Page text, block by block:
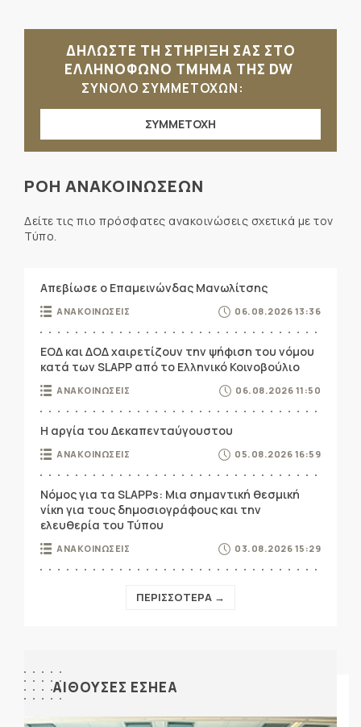
ΔΗΛΩΣΤΕ ΤΗ ΣΤΗΡΙΞΗ ΣΑΣ ΣΤΟ
ΕΛΛΗΝΟΦΩΝΟ ΤΜΗΜΑ ΤΗΣ DW
ΣΥΝΟΛΟ ΣΥΜΜΕΤΟΧΩΝ:
ΣΥΜΜΕΤΟΧΗ
ΡΟΗ ΑΝΑΚΟΙΝΩΣΕΩΝ
Δείτε τις πιο πρόσφατες ανακοινώσεις σχετικά με τον
Τύπο.
Απεβίωσε ο Επαμεινώνδας Μανωλίτσης
ΑΝΑΚΟΙΝΩΣΕΙΣ 06.08.2026 13:36
ΕΟΔ και ΔΟΔ χαιρετίζουν την ψήφιση του νόμου
κατά των SLAPP από το Ελληνικό Κοινοβούλιο
ΑΝΑΚΟΙΝΩΣΕΙΣ 06.08.2026 11:50
Η αργία του Δεκαπενταύγουστου
ΑΝΑΚΟΙΝΩΣΕΙΣ 05.08.2026 16:59
Νόμος για τα SLAPPs: Μια σημαντική θεσμική
νίκη για τους δημοσιογράφους και την
ελευθερία του Τύπου
ΑΝΑΚΟΙΝΩΣΕΙΣ 03.08.2026 15:29
ΠΕΡΙΣΣΟΤΕΡΑ →
ΑΙΘΟΥΣΕΣ ΕΣΗΕΑ